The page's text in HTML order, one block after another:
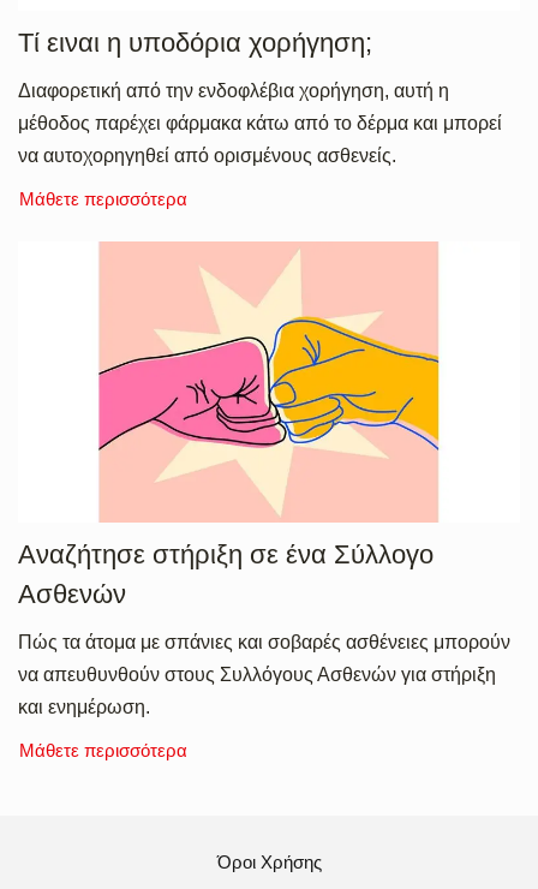
Τί ειναι η υποδόρια χορήγηση;
Διαφορετική από την ενδοφλέβια χορήγηση, αυτή η
μέθοδος παρέχει φάρμακα κάτω από το δέρμα και μπορεί
να αυτοχορηγηθεί από ορισμένους ασθενείς.
Μάθετε περισσότερα
Αναζήτησε στήριξη σε ένα Σύλλογο
Ασθενών
Πώς τα άτομα με σπάνιες και σοβαρές ασθένειες μπορούν
να απευθυνθούν στους Συλλόγους Ασθενών για στήριξη
και ενημέρωση.
Μάθετε περισσότερα
Όροι Χρήσης